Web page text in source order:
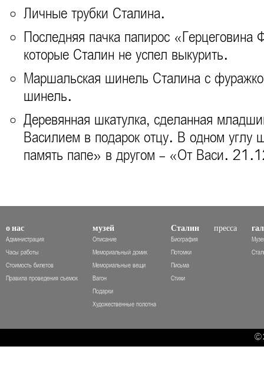
Личные трубки Сталина.
Последняя пачка папирос
которые Сталин не успел выкурить.
Маршальская шинель Сталина с
шинель.
Деревянная шкатулка, сделанная
Василием в подарок отцу. В одном углу
память папе» в другом - «От Васи.
о нас
Администрация
Часы работы
Стоимость билетов
Правила проведения съемок
музей
Описание
Мемориальный домик
Мемориальные вещи
Вагон
Подарки
Художественные полотна
Сталин
Биография
Потомки
Письма
Стихи
пресса
©